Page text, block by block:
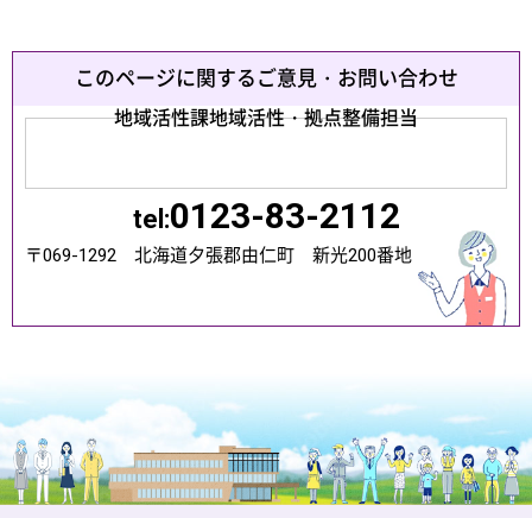
このページに関するご意見・お問い合わせ
地域活性課地域活性・拠点整備担当
tel:0123-83-2112
〒069-1292 北海道夕張郡由仁町 新光200番地